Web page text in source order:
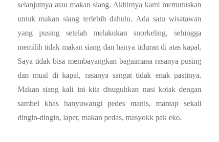
selanjutnya atau makan siang. Akhirnya kami memutuskan
untuk makan siang terlebih dahulu. Ada satu wisatawan
yang pusing setelah melakukan snorkeling, sehingga
memilih tidak makan siang dan hanya tiduran di atas kapal.
Saya tidak bisa membayangkan bagaimana rasanya pusing
dan mual di kapal, rasanya sangat tidak enak pastinya.
Makan siang kali ini kita disuguhkan nasi kotak dengan
sambel khas banyuwangi pedes manis, mantap sekali
dingin-dingin, laper, makan pedas, masyokk pak eko.